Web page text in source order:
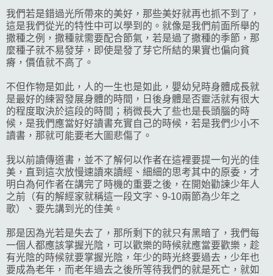
我們若是錯過光所帶來的美好，那些美好就再也抓不到了，
這是我們從光的特性中可以學到的。就像是我們前面所舉的
撒種之例，撒種就需要配合節氣，若是過了撒種的季節，那
麼種子就不易發芽，即使是發了芽它所結的果實也偏向貧
瘠，價值就不高了。
不但作物是如此，人的一生也是如此，嬰幼兒時身體成長就
是最好的練習發展身體的時間，日後身體是否靈活就有很大
的程度取決於這段的時間；稍微長大了些也是長頭腦的時
候，是我們應當好好讀書充實自己的時候，若是我們少小不
讀書，那就可能要老大圖悲傷了。
我以前讀傳道書，並不了解何以作者在這裡要提一句光的佳
美，直到這次放慢速讀來讀經、細細的思考其中的原委，才
明白為何作者在講完了時機的重要之後，在開始勸諫少年人
之前（有的解經家就稱這一段文字、9-10兩節為少年之
歌）、要先講到光的佳美。
那是因為光若是失去了，那所剩下的就只有黑暗了，我們每
一個人都應該掌握光陰，可以歡樂的時候就應當要歡樂，趁
有光陰的時候就要掌握光陰，年少的時光終要過去，少年也
要成為老年，而老年過去之後所等待我們的就是死亡，就如